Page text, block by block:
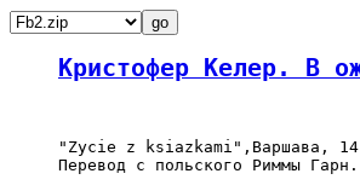
Кристофер Келер. В
"Zycie z ksiazkami",Варшава,
     Перевод с польского Риммы Гарн.